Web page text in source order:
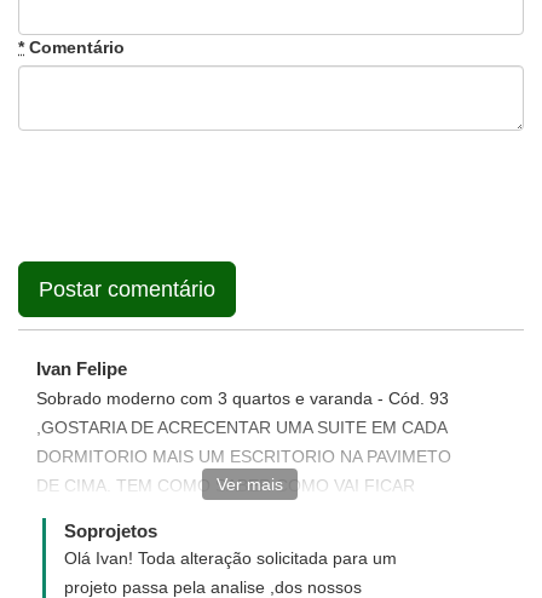
*Comentário
Ivan Felipe
Sobrado moderno com 3 quartos e varanda - Cód. 93
,GOSTARIA DE ACRECENTAR UMA SUITE EM CADA
DORMITORIO MAIS UM ESCRITORIO NA PAVIMETO
DE CIMA. TEM COMO SABER COMO VAI FICAR
ENTED CPMPRAR? OBRIGADO IVAN FELIPE
Ver mais
Soprojetos
Olá Ivan! Toda alteração solicitada para um
projeto passa pela analise ,dos nossos